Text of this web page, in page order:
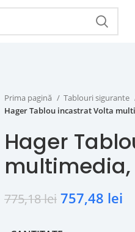
Prima pagină Tablouri sigurante
Hager Tablou incastrat Volta
Hager
multimedia,
775,18lei 757,48 lei